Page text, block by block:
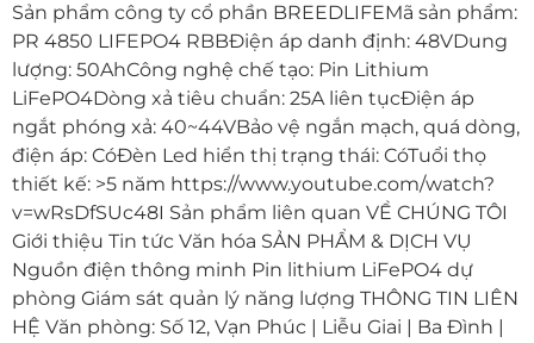
Sản phẩm công ty cổ phần BREEDLIFEMã sản phẩm:
PR 4850 LIFEPO4 RBBĐiện áp danh định: 48VDung
lượng: 50AhCông nghệ chế tạo: Pin Lithium
LiFePO4Dòng xả tiêu chuẩn: 25A liên tụcĐiện áp
ngắt phóng xả: 40~44VBảo vệ ngắn mạch, quá dòng,
điện áp: CóĐèn Led hiển thị trạng thái: CóTuổi thọ
thiết kế: >5 năm https://www.youtube.com/watch?
v=wRsDfSUc48I Sản phẩm liên quan VỀ CHÚNG TÔI
Giới thiệu Tin tức Văn hóa SẢN PHẨM & DỊCH VỤ
Nguồn điện thông minh Pin lithium LiFePO4 dự
phòng Giám sát quản lý năng lượng THÔNG TIN LIÊN
HỆ Văn phòng: Số 12, Vạn Phúc | Liễu Giai | Ba Đình |